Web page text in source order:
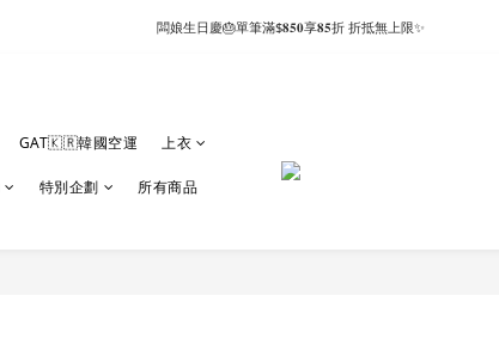
闆娘生日慶🎂單筆滿$𝟖𝟓𝟎享𝟖𝟓折 折抵無上限✨
GAT🇰🇷韓國空運 上衣
特別企劃 所有商品